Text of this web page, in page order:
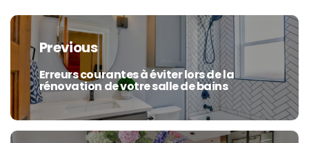
Navigation
de
l’article
Previous
Previous
post:
Erreurs courantes à éviter lors de la
rénovation de votre salle de bains